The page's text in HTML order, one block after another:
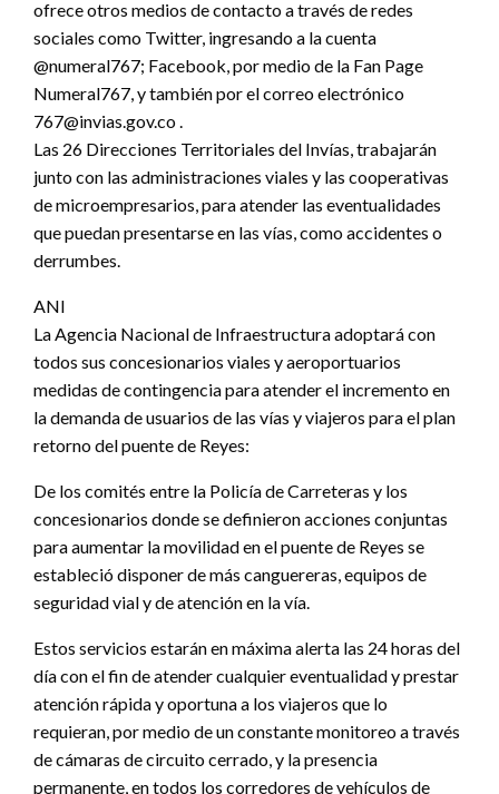
ofrece otros medios de contacto a través de redes
sociales como Twitter, ingresando a la cuenta
@numeral767; Facebook, por medio de la Fan Page
Numeral767, y también por el correo electrónico
767@invias.gov.co .
Las 26 Direcciones Territoriales del Invías, trabajarán
junto con las administraciones viales y las cooperativas
de microempresarios, para atender las eventualidades
que puedan presentarse en las vías, como accidentes o
derrumbes.
ANI
La Agencia Nacional de Infraestructura adoptará con
todos sus concesionarios viales y aeroportuarios
medidas de contingencia para atender el incremento en
la demanda de usuarios de las vías y viajeros para el plan
retorno del puente de Reyes:
De los comités entre la Policía de Carreteras y los
concesionarios donde se definieron acciones conjuntas
para aumentar la movilidad en el puente de Reyes se
estableció disponer de más canguereras, equipos de
seguridad vial y de atención en la vía.
Estos servicios estarán en máxima alerta las 24 horas del
día con el fin de atender cualquier eventualidad y prestar
atención rápida y oportuna a los viajeros que lo
requieran, por medio de un constante monitoreo a través
de cámaras de circuito cerrado, y la presencia
permanente, en todos los corredores de vehículos de